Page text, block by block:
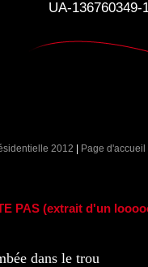
UA-136760349-
2012 | Page d'accueil
PAS (extrait d'un
dans le trou